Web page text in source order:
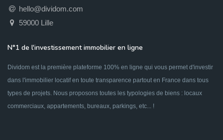
hello@dividom.com
59000 Lille
N°1 de l'investissement immobilier en ligne
Dividom est la première plateforme 100% en ligne qui vous permet d'investir
dans l'immobilier locatif en toute transparence partout en France dans tous
types de projets. Nous proposons toutes les typologies de biens : locaux
commerciaux, appartements, bureaux, parkings, etc... !